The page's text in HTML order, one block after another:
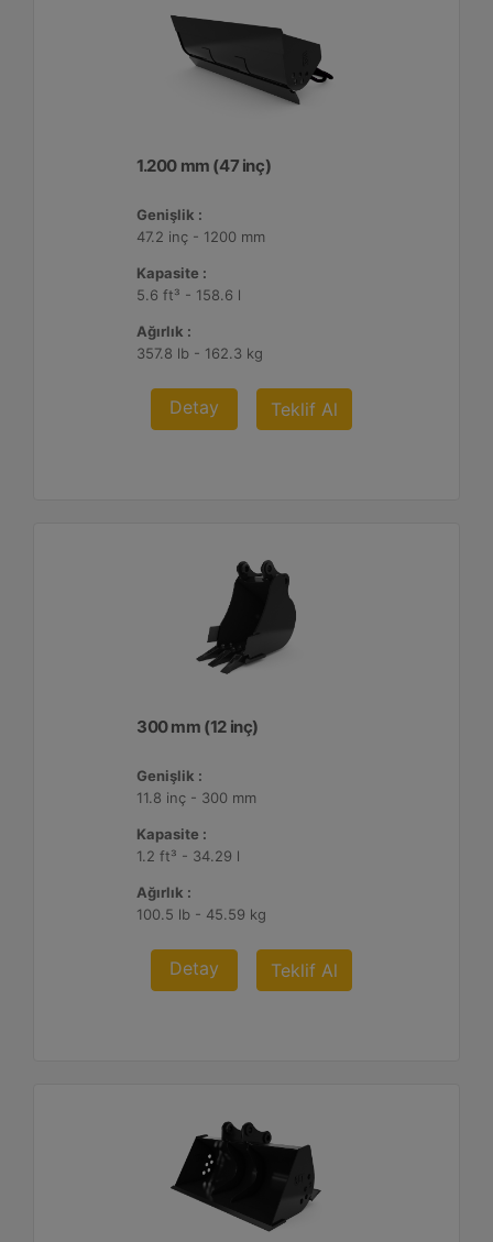
1.200 mm (47 inç)
Genişlik :
47.2 inç - 1200 mm
Kapasite :
5.6 ft³ - 158.6 l
Ağırlık :
357.8 lb - 162.3 kg
Detay Teklif Al
300 mm (12 inç)
Genişlik :
11.8 inç - 300 mm
Kapasite :
1.2 ft³ - 34.29 l
Ağırlık :
100.5 lb - 45.59 kg
Detay Teklif Al